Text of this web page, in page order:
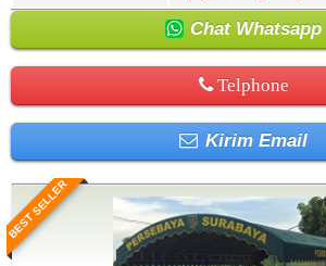
Chat Whatsapp
Telphone
Kirim Email
BEST SELLER